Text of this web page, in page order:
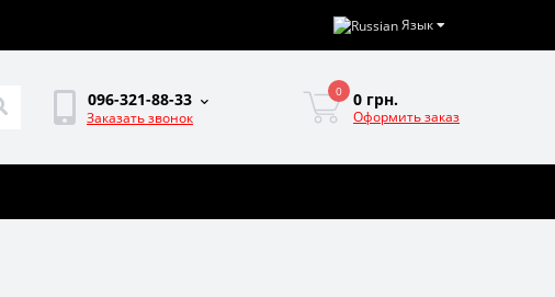
Язык
096-321-88-33
Заказать звонок
0 0 грн.
Оформить заказ